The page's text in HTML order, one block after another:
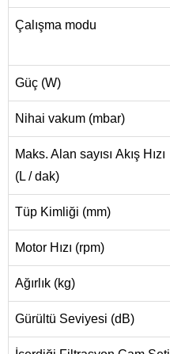
Çalışma modu
Güç (W)
Nihai vakum (mbar)
Maks. Alan sayısı Akış Hızı
(L / dak)
Tüp Kimliği (mm)
Motor Hızı (rpm)
Ağırlık (kg)
Gürültü Seviyesi (dB)